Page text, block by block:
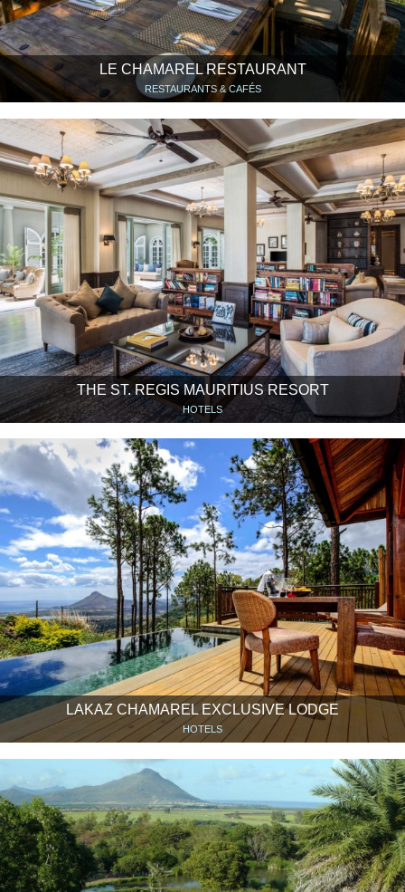
LE CHAMAREL RESTAURANT
RESTAURANTS & CAFÉS
THE ST. REGIS MAURITIUS RESORT
HOTELS
LAKAZ CHAMAREL EXCLUSIVE LODGE
HOTELS